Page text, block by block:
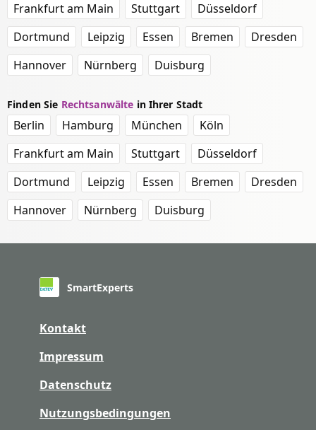
Frankfurt am Main
Stuttgart
Düsseldorf
Dortmund
Leipzig Essen Bremen
Dresden
Hannover
Nürnberg Duisburg
Finden Sie Rechtsanwälte in Ihrer Stadt
Berlin Hamburg München
Köln
Frankfurt am Main
Stuttgart
Düsseldorf
Dortmund
Leipzig Essen Bremen
Dresden
Hannover
Nürnberg Duisburg
SmartExperts
Kontakt
Impressum
Datenschutz
Nutzungsbedingungen